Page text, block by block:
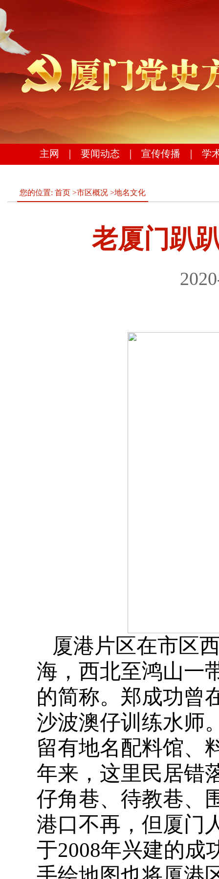
主网 要闻动态 宣传传播 学
您的位置: 首页 >市区概况 >地名文化
老厦门趴
厦港片区在市区
海，西北至鸿山一
的简称。郑成功曾
沙波澳仔训练水师
留有地名配料馆、
年来，这里民居错
仔角巷、待教巷、
港口不再，但厦门
于2008年兴建的成